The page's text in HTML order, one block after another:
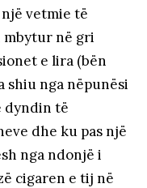
vetmie të
mbytur në gri
e lira (bën
shiu nga nëpunësi
dyndin të
dhe ku pas një
nga ndonjë i
cigaren e tij në